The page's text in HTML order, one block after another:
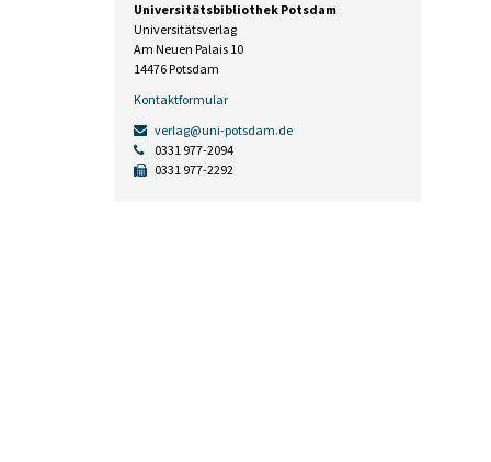
Universitätsbibliothek Potsdam
Universitätsverlag
Am Neuen Palais 10
14476 Potsdam
Kontaktformular
verlag@uni-potsdam.de
0331 977-2094
0331 977-2292